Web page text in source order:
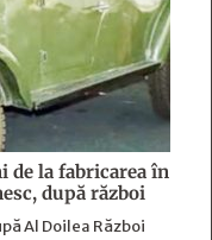
de la fabricarea în
după război
Al Doilea Război